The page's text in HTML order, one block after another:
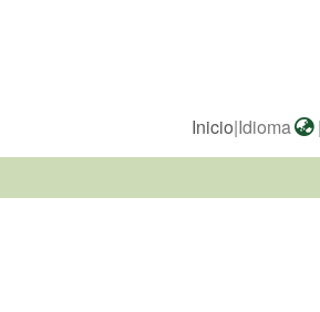
Inicio|Idioma |